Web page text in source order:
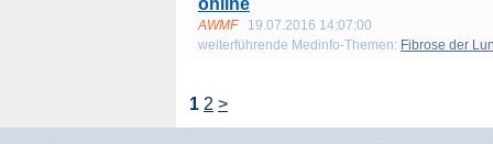
online
AWMF
19.07.2016 14:07:00
weiterführende Medinfo-Themen: Fibrose der
1 2 >